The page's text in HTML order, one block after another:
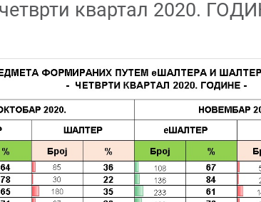
квартал 2020.